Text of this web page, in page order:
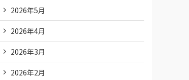
2026年5月
2026年4月
2026年3月
2026年2月